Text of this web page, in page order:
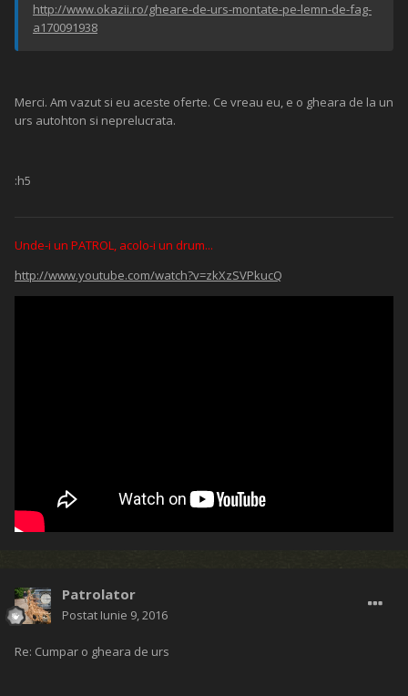
http://www.okazii.ro/gheare-de-urs-montate-pe-lemn-de-fag-
a170091938
Merci. Am vazut si eu aceste oferte. Ce vreau eu, e o gheara de la un
urs autohton si neprelucrata.
:h5
Unde-i un PATROL, acolo-i un drum...
http://www.youtube.com/watch?v=zkXzSVPkucQ
Patrolator
Postat Iunie 9, 2016
Re: Cumpar o gheara de urs